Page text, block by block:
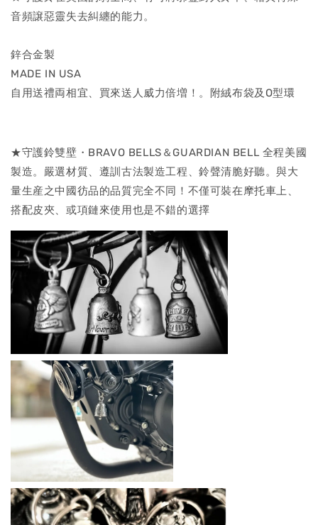
音頻譲惡靈失去糾纏的能力。
鋅合金製
MADE IN USA
自用送禮両相宜、買來送人威力倍増！。附絨布袋及O型環
★守護鈴雙壁・BRAVO BELLS＆GUARDIAN BELL 全程美國
製造。嚴選材質、遵訓古法製造工程、鈴聲清脆好聽。與大
量生産之中國彷品的品質完全不同！不僅可裝在摩托車上、
搭配皮夾、或項鏈來使用也是不錯的選擇